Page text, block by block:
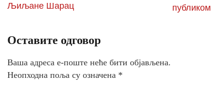
Љиљане Шарац
публиком
Оставите одговор
Ваша адреса е-поште неће бити објављена.
Неопходна поља су означена *